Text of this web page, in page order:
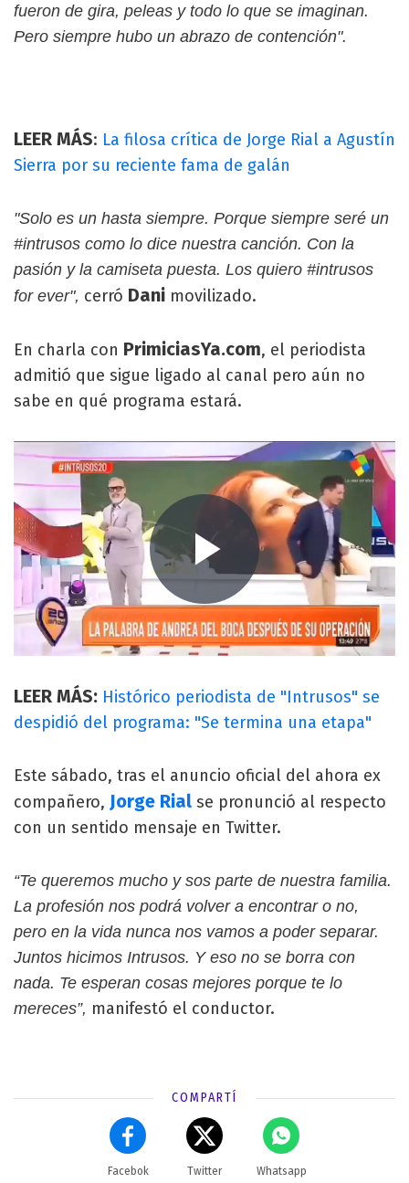
fueron de gira, peleas y todo lo que se imaginan.
Pero siempre hubo un abrazo de contención".
LEER MÁS: La filosa crítica de Jorge Rial a Agustín
Sierra por su reciente fama de galán
"Solo es un hasta siempre. Porque siempre seré un
#intrusos como lo dice nuestra canción. Con la
pasión y la camiseta puesta. Los quiero #intrusos
for ever", cerró Dani movilizado.
En charla con PrimiciasYa.com, el periodista
admitió que sigue ligado al canal pero aún no
sabe en qué programa estará.
LEER MÁS: Histórico periodista de "Intrusos" se
despidió del programa: "Se termina una etapa"
Este sábado, tras el anuncio oficial del ahora ex
compañero, Jorge Rial se pronunció al respecto
con un sentido mensaje en Twitter.
“Te queremos mucho y sos parte de nuestra familia.
La profesión nos podrá volver a encontrar o no,
pero en la vida nunca nos vamos a poder separar.
Juntos hicimos Intrusos. Y eso no se borra con
nada. Te esperan cosas mejores porque te lo
mereces”, manifestó el conductor.
COMPARTÍ
Facebok Twitter Whatsapp